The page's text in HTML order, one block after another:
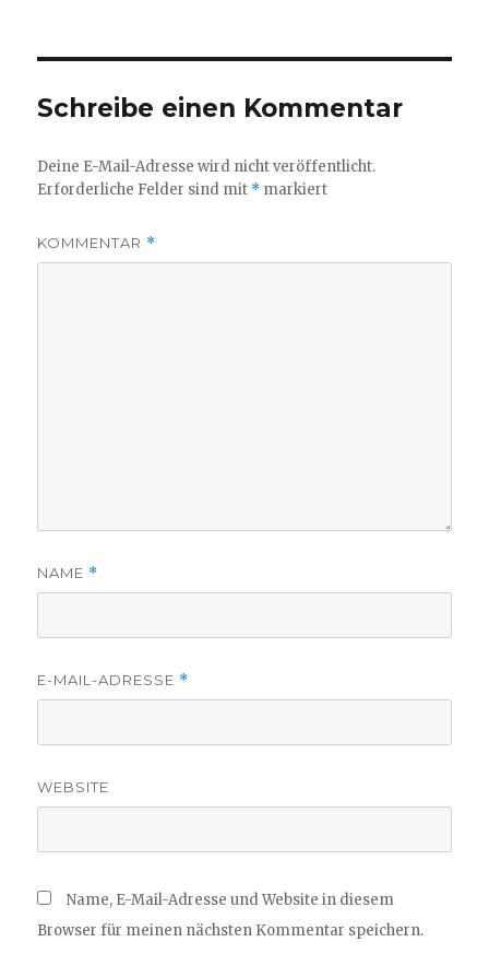
Schreibe einen Kommentar
Deine E-Mail-Adresse wird nicht veröffentlicht.
Erforderliche Felder sind mit * markiert
KOMMENTAR *
NAME *
E-MAIL-ADRESSE *
WEBSITE
Name, E-Mail-Adresse und Website in diesem
Browser für meinen nächsten Kommentar speichern.